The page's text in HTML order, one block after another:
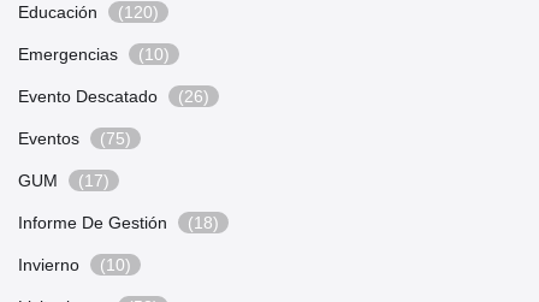
Educación (120)
Emergencias (10)
Evento Descatado (26)
Eventos (75)
GUM (17)
Informe De Gestión (18)
Invierno (10)